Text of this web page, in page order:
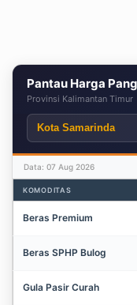
Pantau Harga
Provinsi Kalimantan Timur
Data: 07 Aug 2026
KOMODITAS
Beras Premium
Beras SPHP Bulog
Gula Pasir Curah